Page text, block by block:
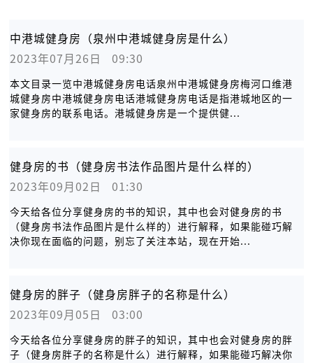
中港城健身房（泉州中港城健身房是什么）
2023年07月26日   09:30
本文目录一览中港城健身房电话泉州中港城健身房梅河口维港
城健身房中港城健身房电话港城健身房电话是指港城地区的一
家健身房的联系电话。港城健身房是一个提供健...
健身房的书（健身房书法作品图片是什么样的）
2023年09月02日   01:30
今天给各位分享健身房的书的知识，其中也会对健身房的书
（健身房书法作品图片是什么样的）进行解释，如果能碰巧解
决你现在面临的问题，别忘了关注本站，现在开始...
健身房的胖子（健身房胖子的名称是什么）
2023年09月05日   03:00
今天给各位分享健身房的胖子的知识，其中也会对健身房的胖
子（健身房胖子的名称是什么）进行解释，如果能碰巧解决你